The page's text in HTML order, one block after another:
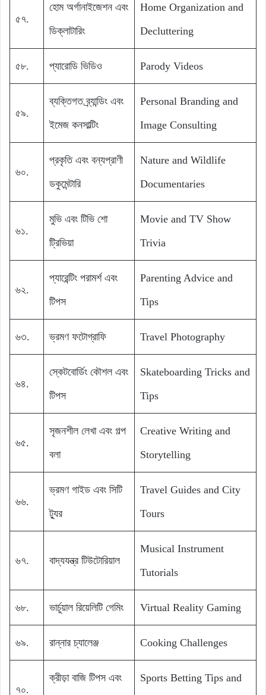
৫৭.
হোম অর্গানাইজেশন এবং
ডিক্লাটারিং
Home Organization and
Decluttering
৫৮. প্যারোডি ভিডিও Parody Videos
৫৯.
ব্যক্তিগত ব্র্যান্ডিং এবং
ইমেজ কনসাল্টিং
Personal Branding and
Image Consulting
৬০.
প্রকৃতি এবং বন্যপ্রাণী
ডকুমেন্টারি
Nature and Wildlife
Documentaries
৬১.
মুভি এবং টিভি শো
ট্রিভিয়া
Movie and TV Show
Trivia
৬২.
প্যারেন্টিং পরামর্শ এবং
টিপস
Parenting Advice and
Tips
৬৩. ভ্রমণ ফটোগ্রাফি Travel Photography
৬৪.
স্কেটবোর্ডিং কৌশল এবং
টিপস
Skateboarding Tricks and
Tips
৬৫.
সৃজনশীল লেখা এবং গল্প
বলা
Creative Writing and
Storytelling
৬৬.
ভ্রমণ গাইড এবং সিটি
ট্যুর
Travel Guides and City
Tours
৬৭. বাদ্যযন্ত্র টিউটোরিয়াল
Musical Instrument
Tutorials
৬৮. ভার্চুয়াল রিয়েলিটি গেমিং Virtual Reality Gaming
৬৯. রান্নার চ্যালেঞ্জ Cooking Challenges
৭০.
ক্রীড়া বাজি টিপস এবং Sports Betting Tips and